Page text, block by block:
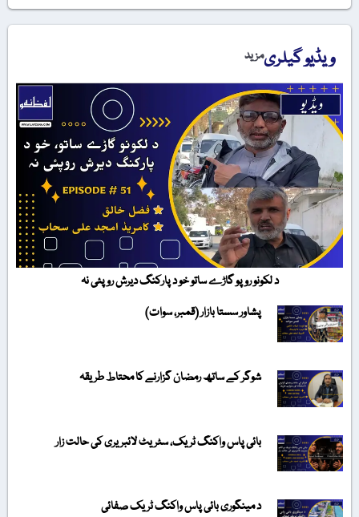
ویڈیو گیلریمزید
د لکونو روپو گاڑے ساتو خو د پارکنگ دیرش روپئی نہ
پشاور سستا بازار (قمبر، سوات)
شوگر کے ساتھ رمضان گزارنے کا محتاط طریقہ
بائی پاس واکنگ ٹریک، سٹریٹ لائبریری کی حالت زار
د مینگوری بائی پاس واکنگ ٹریک صفائی